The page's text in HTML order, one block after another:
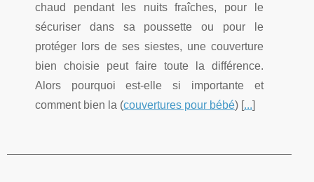
chaud pendant les nuits fraîches, pour le
sécuriser dans sa poussette ou pour le
protéger lors de ses siestes, une couverture
bien choisie peut faire toute la différence.
Alors pourquoi est-elle si importante et
comment bien la (couvertures pour bébé) [...]